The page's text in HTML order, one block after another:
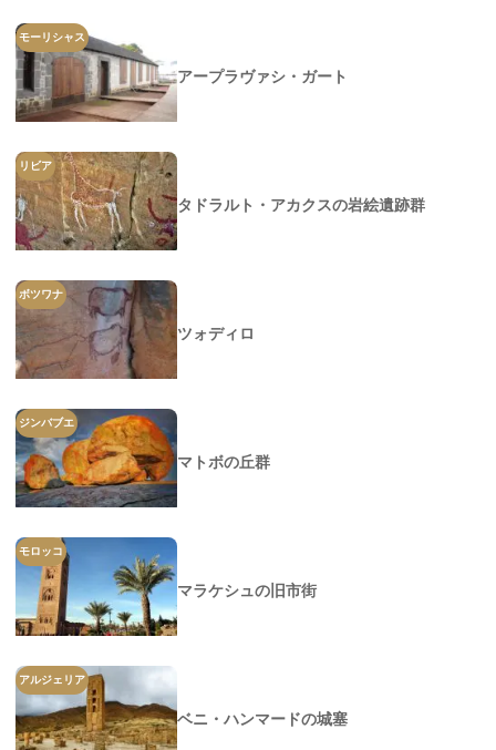
モーリシャス
アープラヴァシ・ガート
リビア
タドラルト・アカクスの岩絵遺跡群
ボツワナ
ツォディロ
ジンバブエ
マトボの丘群
モロッコ
マラケシュの旧市街
アルジェリア
ベニ・ハンマードの城塞